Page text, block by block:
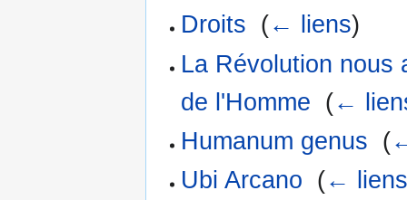
Droits (← liens)
La Révolution nous
de l'Homme (←
Humanum genus (
Ubi Arcano (←